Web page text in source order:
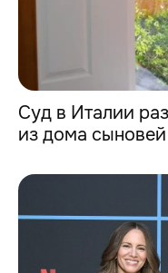
Суд в Италии
из дома сыновей